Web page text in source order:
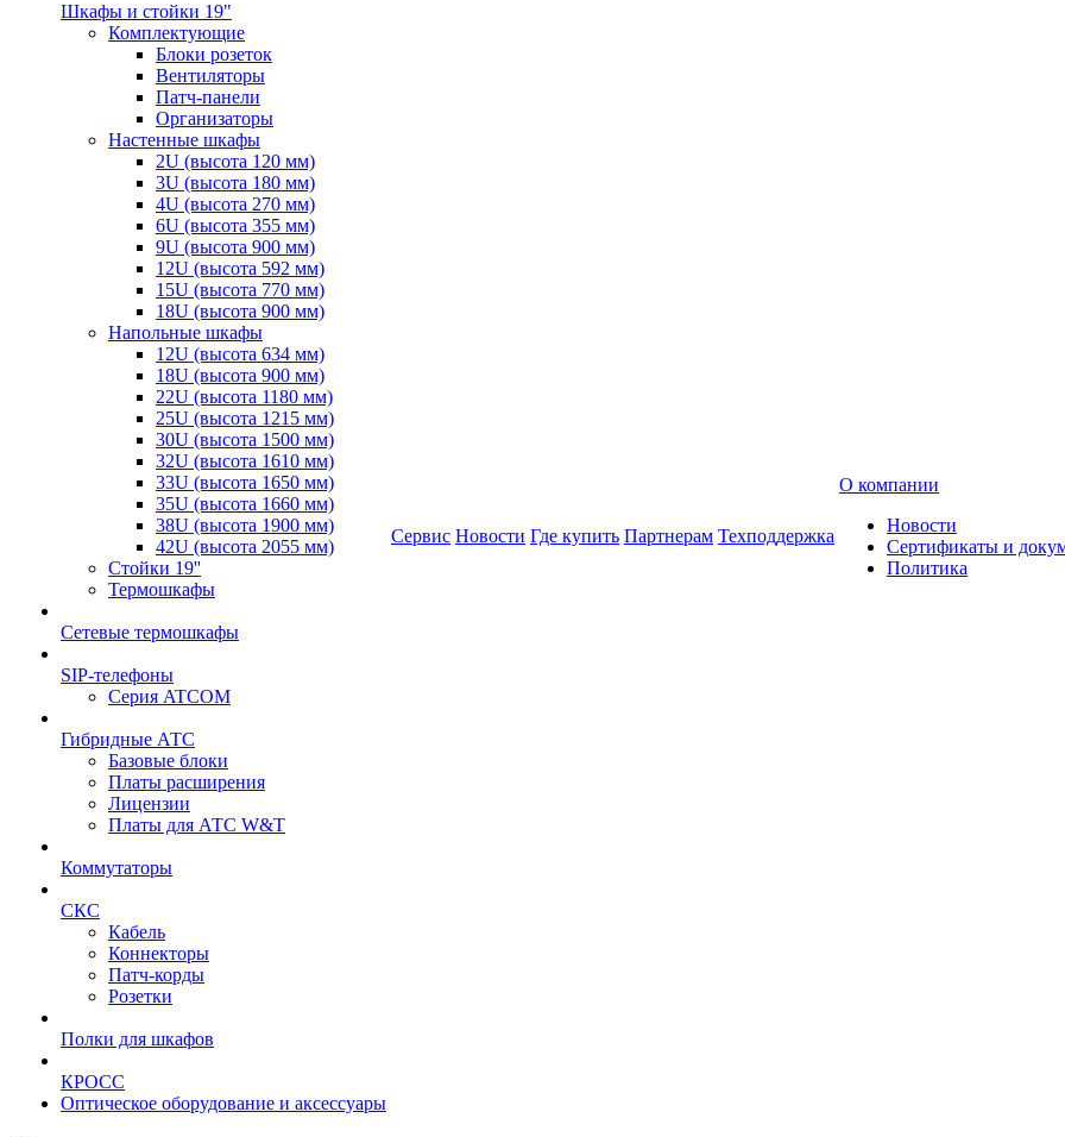
Шкафы и стойки 19"
Комплектующие
Блоки розеток
Вентиляторы
Патч-панели
Организаторы
Настенные шкафы
2U (высота 120 мм)
3U (высота 180 мм)
4U (высота 270 мм)
6U (высота 355 мм)
9U (высота 900 мм)
12U (высота 592 мм)
15U (высота 770 мм)
18U (высота 900 мм)
Напольные шкафы
12U (высота 634 мм)
18U (высота 900 мм)
22U (высота 1180 мм)
25U (высота 1215 мм)
30U (высота 1500 мм)
32U (высота 1610 мм)
33U (высота 1650 мм)
35U (высота 1660 мм)
38U (высота 1900 мм)
42U (высота 2055 мм)
Стойки 19''
Термошкафы
Сетевые термошкафы
SIP-телефоны
Серия ATCOM
Гибридные АТС
Базовые блоки
Платы расширения
Лицензии
Платы для АТС W&T
Коммутаторы
СКС
Кабель
Коннекторы
Патч-корды
Розетки
Полки для шкафов
КРОСС
Оптическое оборудование и аксессуары
Сервис Новости Где купить Партнерам Техподдержка
О компании
Новости
Сертификаты и
Политика